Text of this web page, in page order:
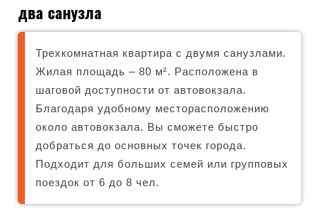
два санузла
Трехкомнатная квартира с двумя санузлами.
Жилая площадь – 80 м². Расположена в
шаговой доступности от автовокзала.
Благодаря удобному месторасположению
около автовокзала. Вы сможете быстро
добраться до основных точек города.
Подходит для больших семей или групповых
поездок от 6 до 8 чел.